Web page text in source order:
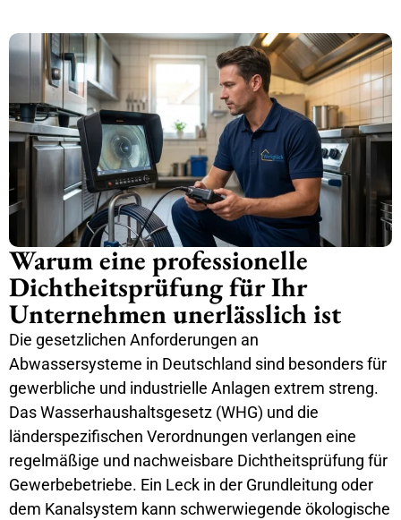
Warum eine professionelle
Dichtheitsprüfung für Ihr
Unternehmen unerlässlich ist
Die gesetzlichen Anforderungen an
Abwassersysteme in Deutschland sind besonders für
gewerbliche und industrielle Anlagen extrem streng.
Das Wasserhaushaltsgesetz (WHG) und die
länderspezifischen Verordnungen verlangen eine
regelmäßige und nachweisbare Dichtheitsprüfung für
Gewerbebetriebe. Ein Leck in der Grundleitung oder
dem Kanalsystem kann schwerwiegende ökologische